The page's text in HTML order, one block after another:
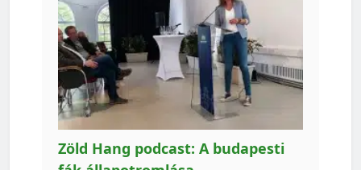
Zöld Hang podcast: A budapesti